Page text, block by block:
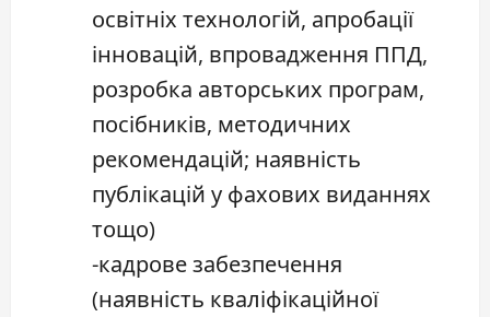
освітніх технологій, апробації
інновацій, впровадження ППД,
розробка авторських програм,
посібників, методичних
рекомендацій; наявність
публікацій у фахових виданнях
тощо)
-кадрове забезпечення
(наявність кваліфікаційної